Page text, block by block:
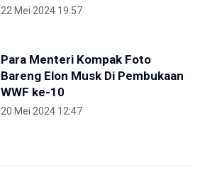
22 Mei 2024 19:57
Para Menteri Kompak Foto
Bareng Elon Musk Di Pembukaan
WWF ke-10
20 Mei 2024 12:47